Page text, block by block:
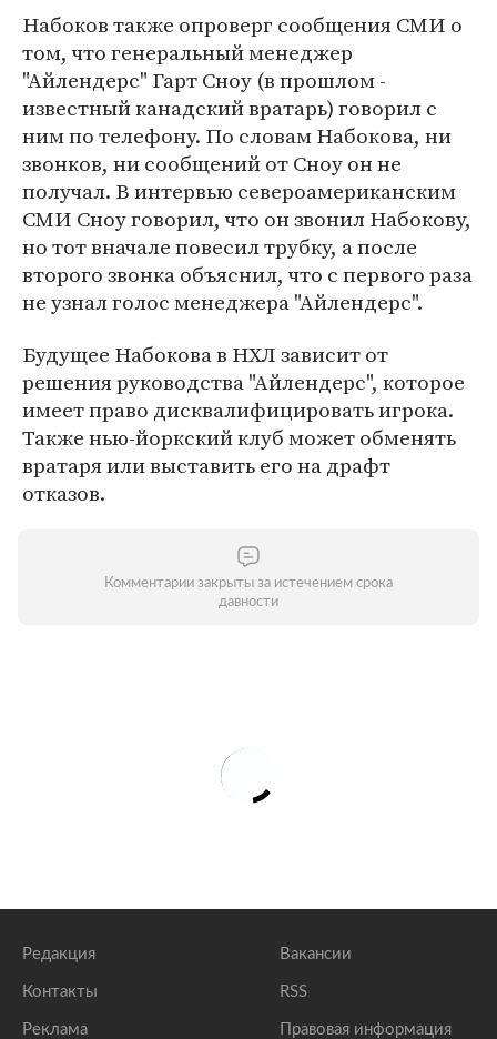
Набоков также опроверг сообщения СМИ о
том, что генеральный менеджер
"Айлендерс" Гарт Сноу (в прошлом -
известный канадский вратарь) говорил с
ним по телефону. По словам Набокова, ни
звонков, ни сообщений от Сноу он не
получал. В интервью североамериканским
СМИ Сноу говорил, что он звонил Набокову,
но тот вначале повесил трубку, а после
второго звонка объяснил, что с первого раза
не узнал голос менеджера "Айлендерс".
Будущее Набокова в НХЛ зависит от
решения руководства "Айлендерс", которое
имеет право дисквалифицировать игрока.
Также нью-йоркский клуб может обменять
вратаря или выставить его на драфт
отказов.
Комментарии закрыты за истечением срока
давности
Редакция
Контакты
Реклама
Вакансии
RSS
Правовая информация